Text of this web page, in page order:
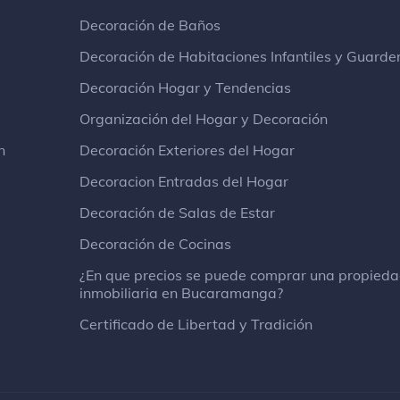
Decoración de Baños
Decoración de Habitaciones Infantiles y
Decoración Hogar y Tendencias
Organización del Hogar y Decoración
Decoración Exteriores del Hogar
Decoracion Entradas del Hogar
Decoración de Salas de Estar
Decoración de Cocinas
¿En que precios se puede comprar una
inmobiliaria en Bucaramanga?
Certificado de Libertad y Tradición